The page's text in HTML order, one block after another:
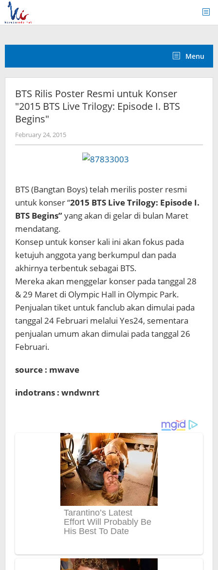
Skip
content
Menu
BTS Rilis Poster Resmi untuk Konser
"2015 BTS Live Trilogy: Episode I. BTS
Begins"
February 24, 2015by
Koreanindo
BTS (Bangtan Boys) telah merilis poster resmi
untuk konser “2015 BTS Live Trilogy: Episode I.
BTS Begins”yang akan di gelar di bulan Maret
mendatang.
Konsep untuk konser kali ini akan fokus pada
ketujuh anggota yang berkumpul dan pada
akhirnya terbentuk sebagai BTS.
Mereka akan menggelar konser pada tanggal 28
& 29 Maret di Olympic Hall in Olympic Park.
Penjualan tiket untuk fanclub akan dimulai pada
tanggal 24 Februari melalui Yes24, sementara
penjualan umum akan dimulai pada tanggal 26
Februari.
source : mwave
indotrans : wndwnrt